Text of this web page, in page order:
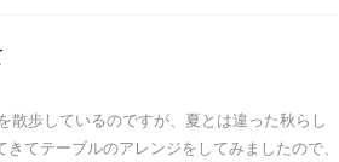
歩しているのですが、夏とは違った秋らし
てテーブルのアレンジをしてみましたので、